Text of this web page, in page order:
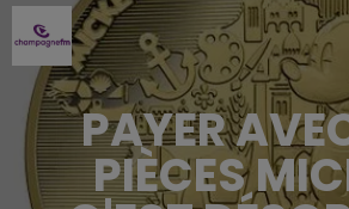
PAYER
PIÈCES